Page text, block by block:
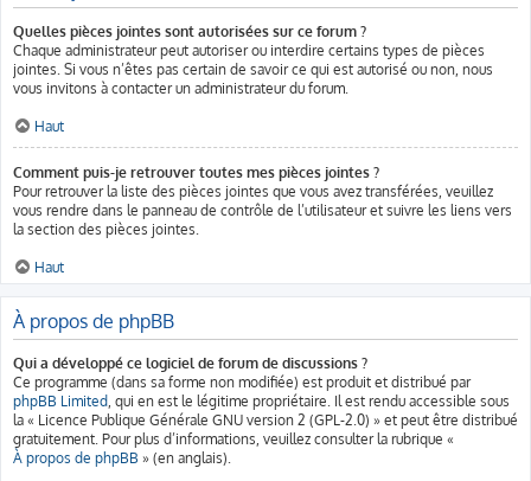
Quelles pièces jointes sont autorisées sur ce forum ?
Chaque administrateur peut autoriser ou interdire certains types de pièces
jointes. Si vous n’êtes pas certain de savoir ce qui est autorisé ou non, nous
vous invitons à contacter un administrateur du forum.
Haut
Comment puis-je retrouver toutes mes pièces jointes ?
Pour retrouver la liste des pièces jointes que vous avez transférées, veuillez
vous rendre dans le panneau de contrôle de l’utilisateur et suivre les liens vers
la section des pièces jointes.
Haut
À propos de phpBB
Qui a développé ce logiciel de forum de discussions ?
Ce programme (dans sa forme non modifiée) est produit et distribué par
phpBB Limited, qui en est le légitime propriétaire. Il est rendu accessible sous
la « Licence Publique Générale GNU version 2 (GPL-2.0) » et peut être distribué
gratuitement. Pour plus d’informations, veuillez consulter la rubrique «
À propos de phpBB » (en anglais).